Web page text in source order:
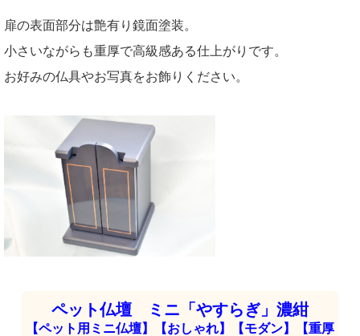
扉の表面部分は艶有り鏡面塗装。
小さいながらも重厚で高級感ある仕上がりです。
お好みの仏具やお写真をお飾りください。
ペット仏壇 ミニ「やすらぎ」濃紺
【ペット用ミニ仏壇】【おしゃれ】【モダン】【重厚